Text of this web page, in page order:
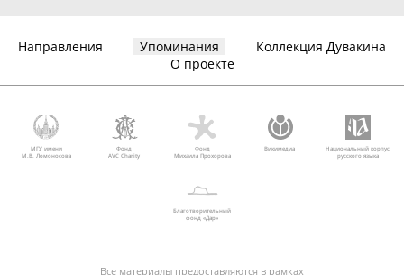
Направления Упоминания
Коллекция Дувакина
О проекте
МГУ имени
М.В. Ломоносова
Фонд
AVC Charity
Фонд
Михаила Прохорова
Викимедиа
Национальный корпус
русского языка
Благотворительный
фонд «Дар»
Все материалы предоставляются в рамках